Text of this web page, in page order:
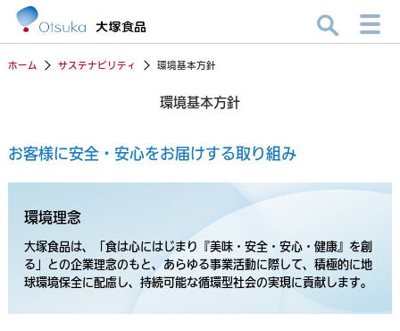
ホーム サステナビリティ 環境基本方針
環境基本方針
お客様に安全・安心をお届けする取り組み
環境理念
大塚食品は、「食は心にはじまり『美味・安全・安心・健康』を創
る」との企業理念のもと、あらゆる事業活動に際して、積極的に地
球環境保全に配慮し、持続可能な循環型社会の実現に貢献します。